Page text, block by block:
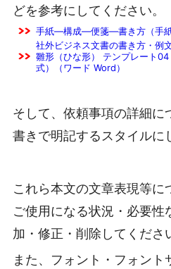
どを参考にしてください。
手紙―構成―便箋―書き方（手紙
社外ビジネス文書の書き方・例
雛形（ひな形） テンプレート
式）（ワード Word）
そして、依頼事項の詳細に
書きで明記するスタイルに
これら本文の文章表現等に
ご使用になる状況・必要性
加・修正・削除してくださ
また、フォント・フォント